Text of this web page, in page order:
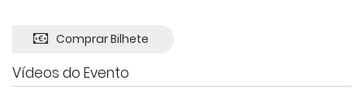
Comprar Bilhete
Vídeos do Evento